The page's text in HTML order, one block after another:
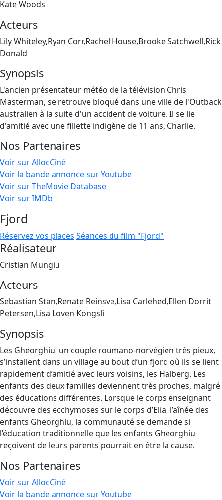
Kate Woods
Acteurs
Lily Whiteley,Ryan Corr,Rachel House,Brooke Satchwell,Rick
Donald
Synopsis
L'ancien présentateur météo de la télévision Chris
Masterman, se retrouve bloqué dans une ville de l'Outback
australien à la suite d'un accident de voiture. Il se lie
d'amitié avec une fillette indigène de 11 ans, Charlie.
Nos Partenaires
Voir sur AllocCiné
Voir la bande annonce sur Youtube
Voir sur TheMovie Database
Voir sur IMDb
Fjord
Réservez vos places Séances du film "Fjord"
Réalisateur
Cristian Mungiu
Acteurs
Sebastian Stan,Renate Reinsve,Lisa Carlehed,Ellen Dorrit
Petersen,Lisa Loven Kongsli
Synopsis
Les Gheorghiu, un couple roumano-norvégien très pieux,
s’installent dans un village au bout d’un fjord où ils se lient
rapidement d’amitié avec leurs voisins, les Halberg. Les
enfants des deux familles deviennent très proches, malgré
des éducations différentes. Lorsque le corps enseignant
découvre des ecchymoses sur le corps d’Elia, l’aînée des
enfants Gheorghiu, la communauté se demande si
l’éducation traditionnelle que les enfants Gheorghiu
reçoivent de leurs parents pourrait en être la cause.
Nos Partenaires
Voir sur AllocCiné
Voir la bande annonce sur Youtube